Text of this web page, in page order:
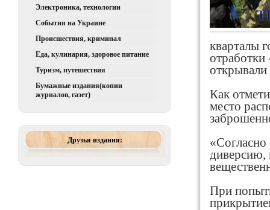
Электроника, технологии
События на Украине
Происшествия, криминал
Еда, кулинария, здоровое питание
Туризм, путешествия
Бумажные издания(копии
журналов, газет)
Друзья издания:
кварталы
отработки
открывали
Как
место
диверсию,
При